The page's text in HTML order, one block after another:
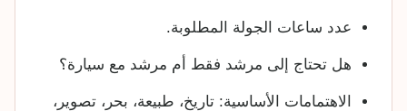
عدد ساعات الجولة المطلوبة.
هل تحتاج إلى مرشد فقط أم مرشد مع سيارة؟
الاهتمامات الأساسية: تاريخ، طبيعة، بحر، تصوير،